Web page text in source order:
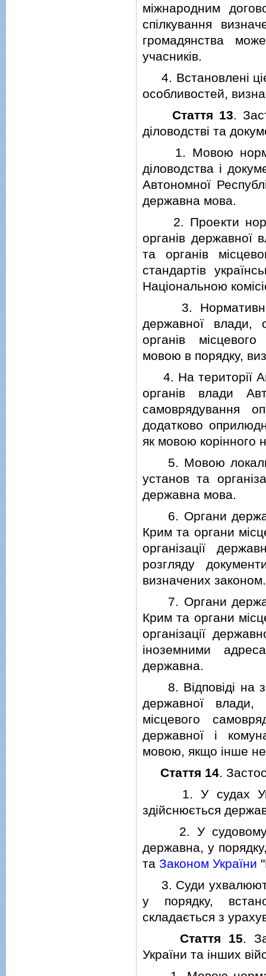
мiжнародним
спiлкування
громадянства
учасникiв.
4. Встановленi
особливостей,
Стаття 13.
дiловодствi та
1. Мовою
дiловодства i
Автономної
державна мова.
2. Проекти
органiв державної
та органiв
стандартiв
Нацiональною
3. Нормативно-
державної влади,
органiв
мовою в порядку,
4. На територiї
органiв влади
самоврядування
додатково
як мовою корiнного
5. Мовою
установ та
державна мова.
6. Органи
Крим та органи
органiзацiї
розгляду
визначених законом.
7. Органи
Крим та органи
органiзацiї
iноземними
державна.
8. Вiдповiдi на
державної влади,
мiсцевого
державної i
мовою, якщо iнше не
Стаття 14.
1. У судах
здiйснюється
2. У судовому
державна, у
та Законом України
3. Суди
у порядку,
складається з
Стаття 15.
України та iнших